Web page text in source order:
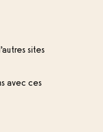
sites
avec ces